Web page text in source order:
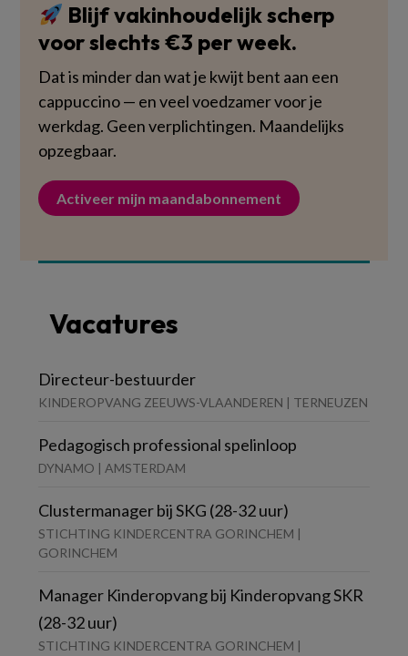
Blijf vakinhoudelijk scherp
voor slechts €3 per week.
Dat is minder dan wat je kwijt bent aan een
cappuccino — en veel voedzamer voor je
werkdag. Geen verplichtingen. Maandelijks
opzegbaar.
Activeer mijn maandabonnement
Vacatures
Directeur-bestuurder
KINDEROPVANG ZEEUWS-VLAANDEREN | TERNEUZEN
Pedagogisch professional spelinloop
DYNAMO | AMSTERDAM
Clustermanager bij SKG (28-32 uur)
STICHTING KINDERCENTRA GORINCHEM |
GORINCHEM
Manager Kinderopvang bij Kinderopvang SKR
(28-32 uur)
STICHTING KINDERCENTRA GORINCHEM |